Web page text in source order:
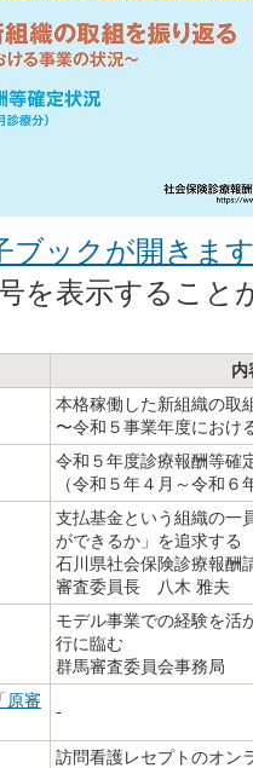
ブックが開きま
を表示すること
内
本格稼働した新組織の取
〜令和５事業年度におけ
令和５年度診療報酬等確
（令和５年４月～令和６
支払基金という組織の一
ができるか」を追求する
石川県社会保険診療報酬
審査委員長 八木 雅夫
モデル事業での経験を活
行に臨む
群馬審査委員会事務局
原審
-
訪問看護レセプトのオン